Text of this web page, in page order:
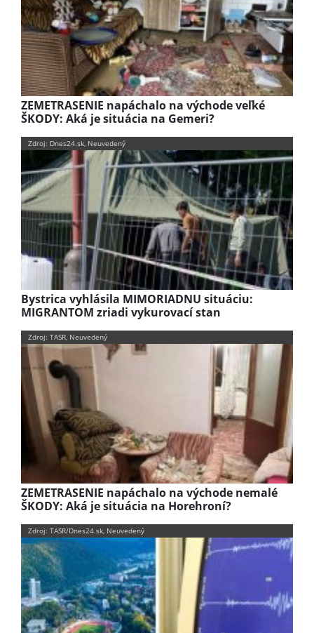
ZEMETRASENIE napáchalo na východe veľké
ŠKODY: Aká je situácia na Gemeri?
Zdroj: Dnes24.sk, Neuvedený
Bystrica vyhlásila MIMORIADNU situáciu:
MIGRANTOM zriadi vykurovací stan
Zdroj: TASR, Neuvedený
ZEMETRASENIE napáchalo na východe nemalé
ŠKODY: Aká je situácia na Horehroní?
Zdroj: TASR/Dnes24.sk, Neuvedený